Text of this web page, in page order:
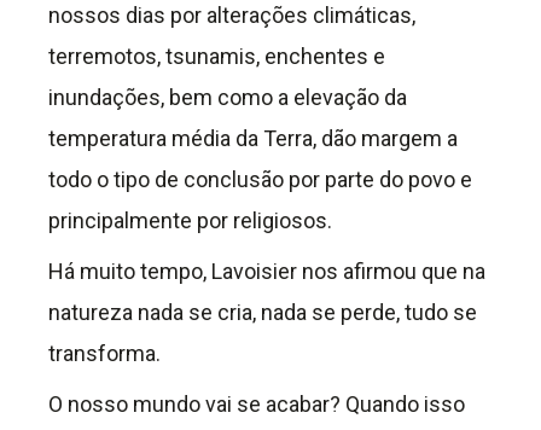
nossos dias por alterações climáticas,
terremotos, tsunamis, enchentes e
inundações, bem como a elevação da
temperatura média da Terra, dão margem a
todo o tipo de conclusão por parte do povo e
principalmente por religiosos.
Há muito tempo, Lavoisier nos afirmou que na
natureza nada se cria, nada se perde, tudo se
transforma.
O nosso mundo vai se acabar? Quando isso